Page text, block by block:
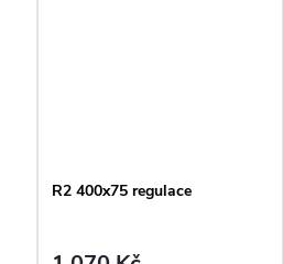
R2 400x75 regulace